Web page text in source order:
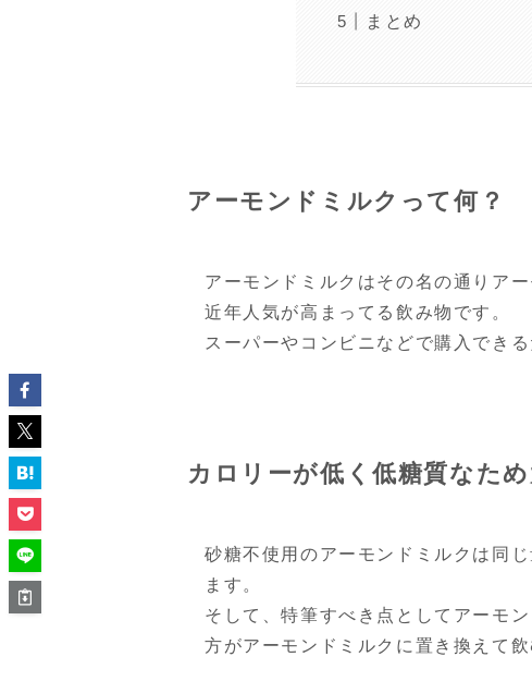
まとめ
アーモンドミルクって何？
アーモンドミルクはその名の通りア
近年人気が高まってる飲み物です。
スーパーやコンビニなどで購入でき
カロリーが低く低糖質なた
砂糖不使用のアーモンドミルクは同
ます。
そして、特筆すべき点としてアーモ
方がアーモンドミルクに置き換えて